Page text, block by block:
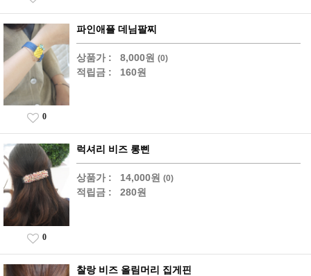
파인애플 데님팔찌
상품가 : 8,000원 (0)
적립금 : 160원
0
럭셔리 비즈 롱삔
상품가 : 14,000원 (0)
적립금 : 280원
0
찰랑 비즈 올림머리 집게핀